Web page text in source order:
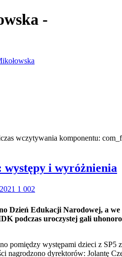
-
wczytywania komponentu:
występy i wyróżnienia
Dzień Edukacji Narodowej, a we
podczas uroczystej gali
pomiędzy występami dzieci z SP5
nagrodzono dyrektorów: Jolantę